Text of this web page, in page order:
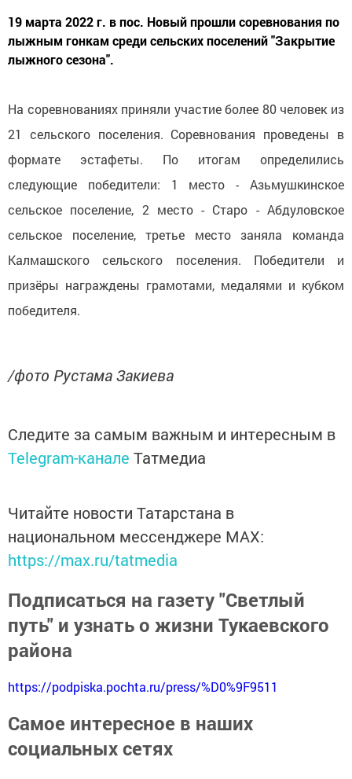
19 марта 2022 г. в пос. Новый прошли соревнования по
лыжным гонкам среди сельских поселений "Закрытие
лыжного сезона".
На соревнованиях приняли участие более 80 человек из
21 сельского поселения. Соревнования проведены в
формате эстафеты. По итогам определились
следующие победители: 1 место - Азьмушкинское
сельское поселение, 2 место - Старо - Абдуловское
сельское поселение, третье место заняла команда
Калмашского сельского поселения. Победители и
призёры награждены грамотами, медалями и кубком
победителя.
/фото Рустама Закиева
Следите за самым важным и интересным в
Telegram-канале Татмедиа
Читайте новости Татарстана в
национальном мессенджере MАХ:
https://max.ru/tatmedia
Подписаться на газету "Светлый
путь" и узнать о жизни Тукаевского
района
https://podpiska.pochta.ru/press/%D0%9F9511
Самое интересное в наших
социальных сетях